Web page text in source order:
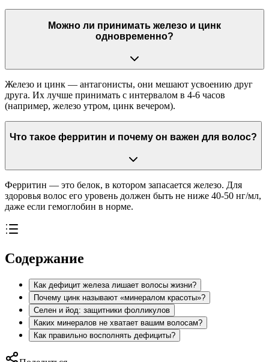
Можно ли принимать железо и цинк
одновременно?
Железо и цинк — антагонисты, они мешают усвоению друг
друга. Их лучше принимать с интервалом в 4-6 часов
(например, железо утром, цинк вечером).
Что такое ферритин и почему он важен для волос?
Ферритин — это белок, в котором запасается железо. Для
здоровья волос его уровень должен быть не ниже 40-50 нг/мл,
даже если гемоглобин в норме.
Содержание
Как дефицит железа лишает волосы жизни?
Почему цинк называют «минералом красоты»?
Селен и йод: защитники фолликулов
Каких минералов не хватает вашим волосам?
Как правильно восполнять дефициты?